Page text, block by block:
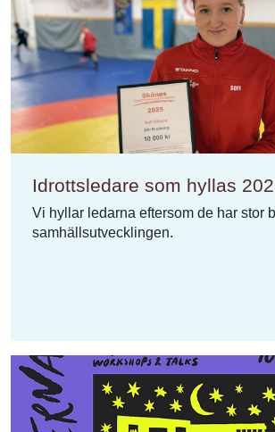
Idrottsledare som hyllas
Vi hyllar ledarna eftersom de har stor
samhällsutvecklingen.